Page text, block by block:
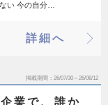
い 今の自分…
詳細へ
掲載期間 26/07/30～26/08/12
業で、誰か